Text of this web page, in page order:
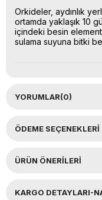
Orkideler, aydınlık
ortamda yaklaşık 10
içindeki besin
sulama suyuna bitki
YORUMLAR(0)
ÖDEME SEÇENEKLERI
ÜRÜN ÖNERILERI
KARGO DETAYLARI-